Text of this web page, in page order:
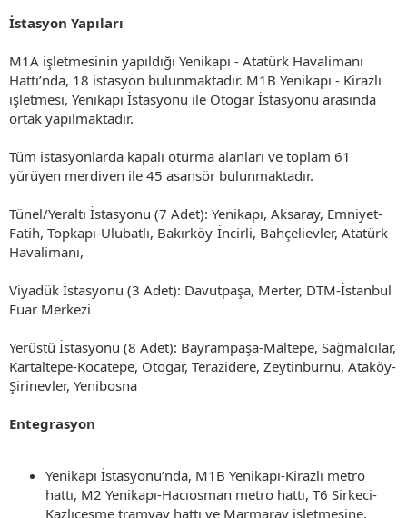
İstasyon Yapıları
M1A işletmesinin yapıldığı Yenikapı - Atatürk Havalimanı
Hattı’nda, 18 istasyon bulunmaktadır. M1B Yenikapı - Kirazlı
işletmesi, Yenikapı İstasyonu ile Otogar İstasyonu arasında
ortak yapılmaktadır.
Tüm istasyonlarda kapalı oturma alanları ve toplam 61
yürüyen merdiven ile 45 asansör bulunmaktadır.
Tünel/Yeraltı İstasyonu (7 Adet): Yenikapı, Aksaray, Emniyet-
Fatih, Topkapı-Ulubatlı, Bakırköy-İncirli, Bahçelievler, Atatürk
Havalimanı,
Viyadük İstasyonu (3 Adet): Davutpaşa, Merter, DTM-İstanbul
Fuar Merkezi
Yerüstü İstasyonu (8 Adet): Bayrampaşa-Maltepe, Sağmalcılar,
Kartaltepe-Kocatepe, Otogar, Terazidere, Zeytinburnu, Ataköy-
Şirinevler, Yenibosna
Entegrasyon
Yenikapı İstasyonu’nda, M1B Yenikapı-Kirazlı metro
hattı, M2 Yenikapı-Hacıosman metro hattı, T6 Sirkeci-
Kazlıçeşme tramvay hattı ve Marmaray işletmesine,